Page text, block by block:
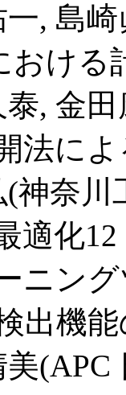
, 島
おける
, 金
法に
神奈川
適化12
ニン
出機
(APC